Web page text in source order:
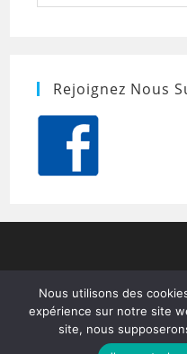
Rejoignez Nous
Nous utilisons des
expérience sur notre site
site, nous